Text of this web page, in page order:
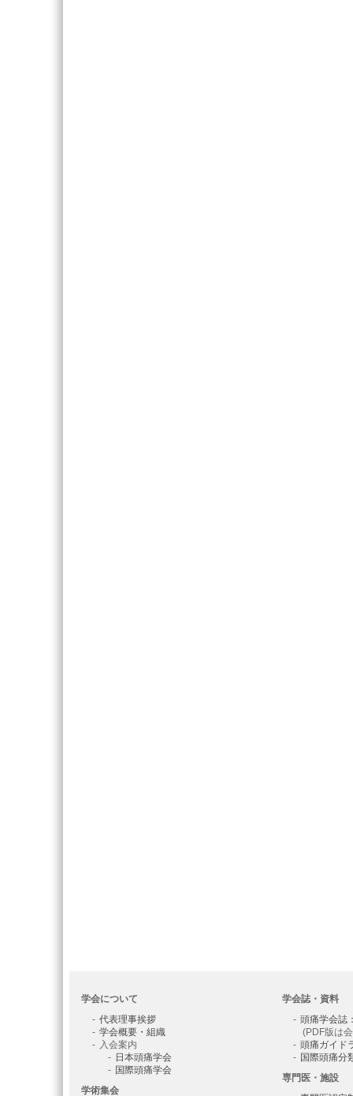
学会について
代表理事挨拶
学会概要・組織
入会案内
日本頭痛学会
国際頭痛学会
学術集会
学会誌・資料
頭痛学会誌
(PDF版は
頭痛ガイド
国際頭痛分
専門医・施設